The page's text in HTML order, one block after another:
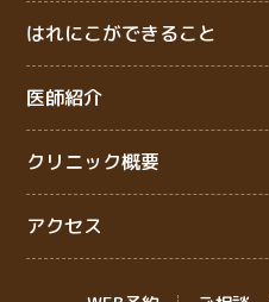
はれにこができること
医師紹介
クリニック概要
アクセス